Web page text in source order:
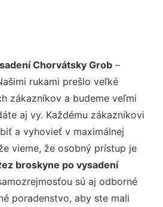
Chorvátsky Grob –
rukami prešlo veľké
zákazníkov a budeme veľmi
aj vy. Každému zákazníkovi
a vyhovieť v maximálnej
vieme, že osobný prístup je
broskyne po vysadení
sú aj odborné
poradenstvo, aby ste mali